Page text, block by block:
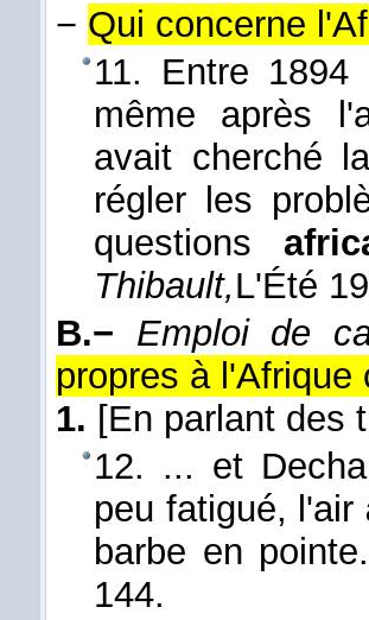
− Qui concerne
11. Entre
même après
avait cherché
régler les
questions
Thibault,L'Été
B.− Emploi de
propres à l'Afrique
1. [En parlant des
12. ... et
peu fatigué, l'air
barbe en
144.